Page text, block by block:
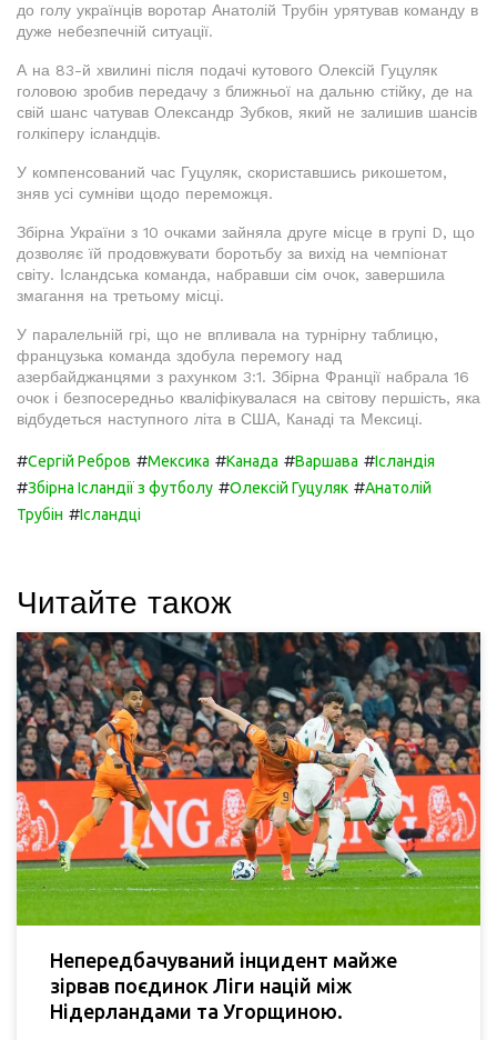
до голу українців воротар Анатолій Трубін урятував команду в
дуже небезпечній ситуації.
А на 83-й хвилині після подачі кутового Олексій Гуцуляк
головою зробив передачу з ближньої на дальню стійку, де на
свій шанс чатував Олександр Зубков, який не залишив шансів
голкіперу ісландців.
У компенсований час Гуцуляк, скориставшись рикошетом,
зняв усі сумніви щодо переможця.
Збірна України з 10 очками зайняла друге місце в групі D, що
дозволяє їй продовжувати боротьбу за вихід на чемпіонат
світу. Ісландська команда, набравши сім очок, завершила
змагання на третьому місці.
У паралельній грі, що не впливала на турнірну таблицю,
французька команда здобула перемогу над
азербайджанцями з рахунком 3:1. Збірна Франції набрала 16
очок і безпосередньо кваліфікувалася на світову першість, яка
відбудеться наступного літа в США, Канаді та Мексиці.
#Сергій Ребров #Мексика #Канада #Варшава #Ісландія
#Збірна Ісландії з футболу #Олексій Гуцуляк #Анатолій
Трубін #Ісландці
Читайте також
Непередбачуваний інцидент майже
зірвав поєдинок Ліги націй між
Нідерландами та Угорщиною.